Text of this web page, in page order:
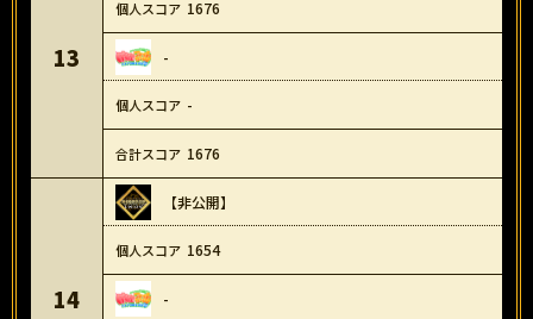
13
1676
-
-
1676
14
【非公開】
1654
-